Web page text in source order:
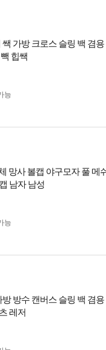
가방 크로스 슬링 백 겸
힙쌕
능
망사 볼캡 야구모자 풀 메
남자 남성
능
방수 캔버스 슬링 백 겸
레저